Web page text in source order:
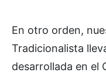
En otro orden,
Tradicionalista
desarrollada en el